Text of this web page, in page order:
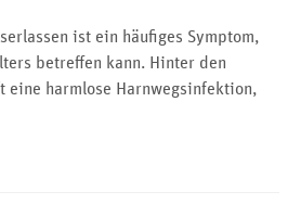
ist ein häufiges Symptom,
betreffen kann. Hinter den
eine harmlose Harnwegsinfektion,